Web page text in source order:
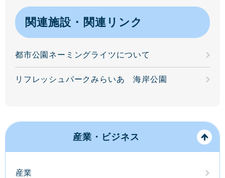
関連施設・関連リンク
都市公園ネーミングライツについて
リフレッシュパークみらいあ 海岸公園
産業・ビジネス
産業